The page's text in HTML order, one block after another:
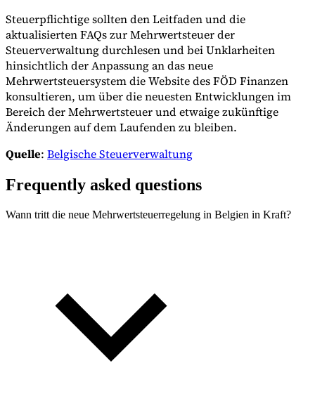
Steuerpflichtige sollten den Leitfaden und die
aktualisierten FAQs zur Mehrwertsteuer der
Steuerverwaltung durchlesen und bei Unklarheiten
hinsichtlich der Anpassung an das neue
Mehrwertsteuersystem die Website des FÖD Finanzen
konsultieren, um über die neuesten Entwicklungen im
Bereich der Mehrwertsteuer und etwaige zukünftige
Änderungen auf dem Laufenden zu bleiben.
Quelle: Belgische Steuerverwaltung
Frequently asked questions
Wann tritt die neue Mehrwertsteuerregelung in Belgien in Kraft?